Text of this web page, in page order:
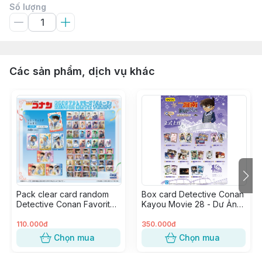
Số lượng
Các sản phẩm, dịch vụ khác
Pack clear card random
Detective Conan Favorite
pack)
110.000đ
Chọn mua
Box card Detective Conan
Kayou Movie 28 - Dư Ảnh
350.000đ
Chọn mua